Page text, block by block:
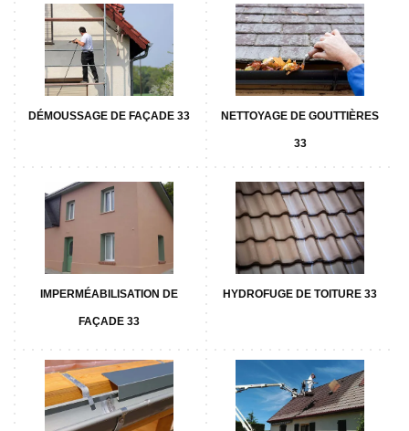
DÉMOUSSAGE DE FAÇADE 33 NETTOYAGE DE GOUTTIÈRES
33
IMPERMÉABILISATION DE
FAÇADE 33
HYDROFUGE DE TOITURE 33